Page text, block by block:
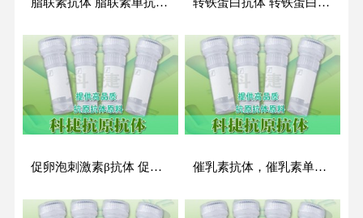
促卵泡刺激素β抗体 促卵泡刺激素β单抗 促卵泡刺激素β单克隆抗体 FSH抗体Follicle stimulating hormone β chain antibody 催乳素抗体，催乳素单抗，催乳素单克隆抗体，PRL抗体，Prolactin antibody